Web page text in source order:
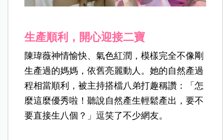
生產順利，開心迎接二寶
陳瑋薇神情愉快、氣色紅潤，模樣完全不像剛
生產過的媽媽，依舊亮麗動人。她的自然產過
程相當順利，被主持搭檔八弟打趣稱讚：「怎
麼這麼優秀啦！聽說自然產生輕鬆產出，要不
要直接生八個？」逗笑了不少網友。